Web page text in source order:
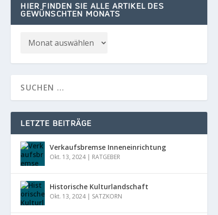
HIER FINDEN SIE ALLE ARTIKEL DES
GEWÜNSCHTEN MONATS
LETZTE BEITRÄGE
Verkaufsbremse Inneneinrichtung
Okt. 13, 2024| RATGEBER
Historische Kulturlandschaft
Okt. 13, 2024| SATZKORN